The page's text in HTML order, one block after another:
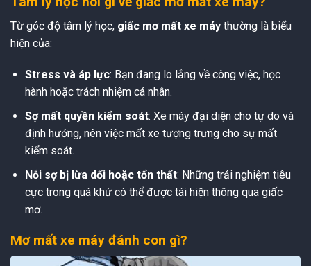
Từ góc độ tâm lý học, giấc mơ mất xe máy thường là biểu
hiện của:
Stress và áp lực: Bạn đang lo lắng về công việc, học
hành hoặc trách nhiệm cá nhân.
Sợ mất quyền kiểm soát: Xe máy đại diện cho tự do và
định hướng, nên việc mất xe tượng trưng cho sự mất
kiểm soát.
Nỗi sợ bị lừa dối hoặc tổn thất: Những trải nghiệm tiêu
cực trong quá khứ có thể được tái hiện thông qua giấc
mơ.
Mơ mất xe máy đánh con gì?